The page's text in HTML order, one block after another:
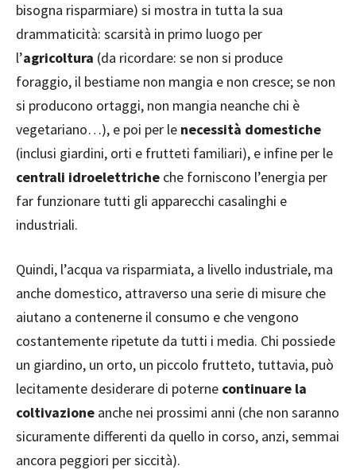
bisogna risparmiare) si mostra in tutta la sua
drammaticità: scarsità in primo luogo per
l’agricoltura (da ricordare: se non si produce
foraggio, il bestiame non mangia e non cresce; se non
si producono ortaggi, non mangia neanche chi è
vegetariano…), e poi per le necessità domestiche
(inclusi giardini, orti e frutteti familiari), e infine per le
centrali idroelettriche che forniscono l’energia per
far funzionare tutti gli apparecchi casalinghi e
industriali.
Quindi, l’acqua va risparmiata, a livello industriale, ma
anche domestico, attraverso una serie di misure che
aiutano a contenerne il consumo e che vengono
costantemente ripetute da tutti i media. Chi possiede
un giardino, un orto, un piccolo frutteto, tuttavia, può
lecitamente desiderare di poterne continuare la
coltivazione anche nei prossimi anni (che non saranno
sicuramente differenti da quello in corso, anzi, semmai
ancora peggiori per siccità).